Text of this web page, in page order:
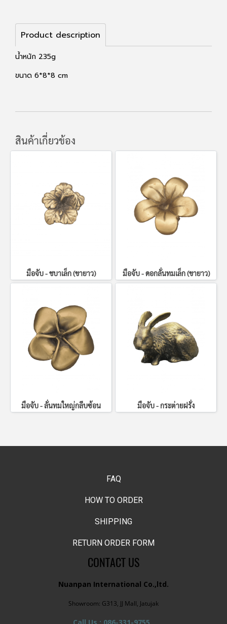
Product description
น้ำหนัก 235g
ขนาด 6*8*8 cm
สินค้าเกี่ยวข้อง
มือจับ - ชบาเล็ก (ขายาว) มือจับ - ดอกลั่นทมเล็ก (ขายาว)
มือจับ - ลั่นทมใหญ่กลีบซ้อน มือจับ - กระต่ายฝรั่ง
FAQ
HOW TO ORDER
SHIPPING
RETURN ORDER FORM
CONTACT US
Nuanpan International Co.,ltd.
Showroom: G313, JJ Mall, Jatujak
Call Us : 086-331-9755,